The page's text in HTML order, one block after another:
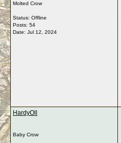
Molted Crow
Status: Offline
Posts: 54
Date: Jul 12, 2024
HardyOll
Baby Crow